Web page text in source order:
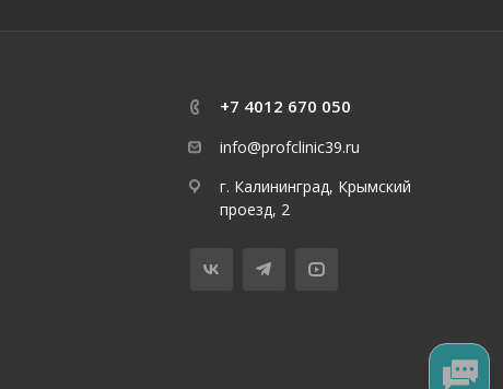
+7 4012 670 050
info@profclinic39.ru
г. Калининград, Крымский
проезд, 2